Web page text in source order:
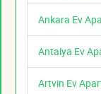
Ankara Ev
Antalya Ev
Artvin Ev